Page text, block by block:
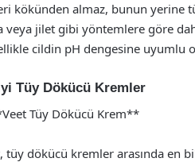
kökünden almaz, bunun yerine
veya jilet gibi yöntemlere göre
cildin pH dengesine uyumlu
Tüy Dökücü Kremler
Tüy Dökücü Krem**
tüy dökücü kremler arasında en